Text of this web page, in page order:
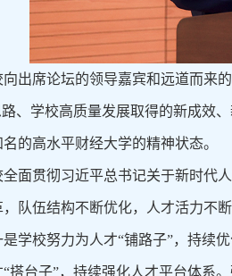
出席论坛的领导嘉宾和远道而来
路、学校高质量发展取得的新成效
的高水平财经大学的精神状态。
面贯彻习近平总书记关于新时代
队伍结构不断优化，人才活力不
学校努力为人才“铺路子”，持续
搭台子”，持续强化人才平台体系